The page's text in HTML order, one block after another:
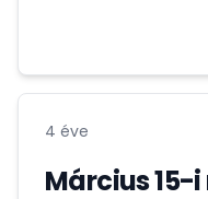
intézet valamint
4 éve
Március 15-